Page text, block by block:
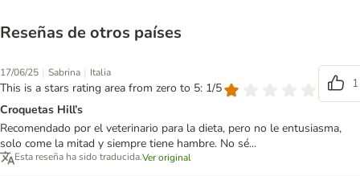
Reseñas de otros países
17/06/25 | Sabrina | Italia
This is a stars rating area from zero to 5: 1/5
1
Croquetas Hill’s
Recomendado por el veterinario para la dieta, pero no le entusiasma,
solo come la mitad y siempre tiene hambre. No sé...
Esta reseña ha sido traducida.Ver original